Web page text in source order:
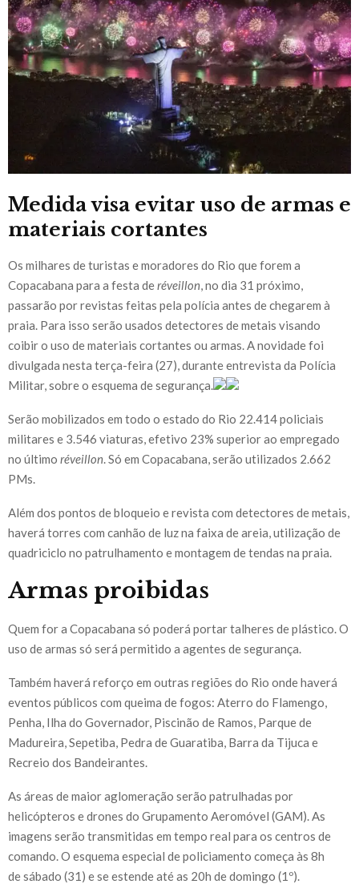
Medida visa evitar uso de armas e
materiais cortantes
Os milhares de turistas e moradores do Rio que forem a
Copacabana para a festa deréveillon , no dia 31 próximo,
passarão por revistas feitas pela polícia antes de chegarem à
praia. Para isso serão usados detectores de metais visando
coibir o uso de materiais cortantes ou armas. A novidade foi
divulgada nesta terça-feira (27), durante entrevista da Polícia
Militar, sobre o esquema de segurança.
Serão mobilizados em todo o estado do Rio 22.414 policiais
militares e 3.546 viaturas, efetivo 23% superior ao empregado
no último réveillon . Só em Copacabana, serão utilizados 2.662
PMs.
Além dos pontos de bloqueio e revista com detectores de metais,
haverá torres com canhão de luz na faixa de areia, utilização de
quadriciclo no patrulhamento e montagem de tendas na praia.
Armas proibidas
Quem for a Copacabana só poderá portar talheres de plástico. O
uso de armas só será permitido a agentes de segurança.
Também haverá reforço em outras regiões do Rio onde haverá
eventos públicos com queima de fogos: Aterro do Flamengo,
Penha, Ilha do Governador, Piscinão de Ramos, Parque de
Madureira, Sepetiba, Pedra de Guaratiba, Barra da Tijuca e
Recreio dos Bandeirantes.
As áreas de maior aglomeração serão patrulhadas por
helicópteros e drones do Grupamento Aeromóvel (GAM). As
imagens serão transmitidas em tempo real para os centros de
comando. O esquema especial de policiamento começa às 8h
de sábado (31) e se estende até as 20h de domingo (1º).